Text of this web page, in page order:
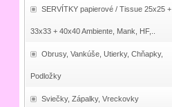
SERVÍTKY papierové / Tissue 25x25 +
33x33 + 40x40 Ambiente, Mank, HF,..
Obrusy, Vankúše, Utierky, Chňapky,
Podložky
Sviečky, Zápalky, Vreckovky